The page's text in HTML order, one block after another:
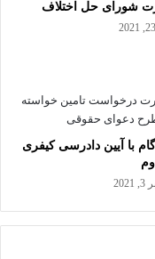
شورای حل اختلاف
با آیین دادرسی کیفری